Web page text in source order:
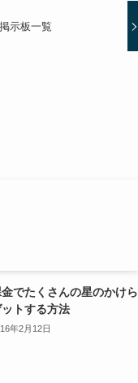
示板一覧
でたくさんの星のかけら
トする方法
年2月12日